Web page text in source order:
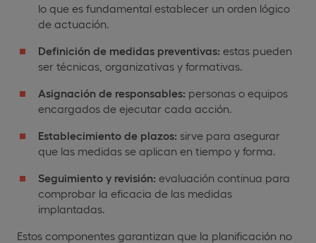
lo que es fundamental establecer un orden lógico
de actuación.
Definición de medidas preventivas: estas pueden
ser técnicas, organizativas y formativas.
Asignación de responsables: personas o equipos
encargados de ejecutar cada acción.
Establecimiento de plazos: sirve para asegurar
que las medidas se aplican en tiempo y forma.
Seguimiento y revisión: evaluación continua para
comprobar la eficacia de las medidas
implantadas.
Estos componentes garantizan que la planificación no